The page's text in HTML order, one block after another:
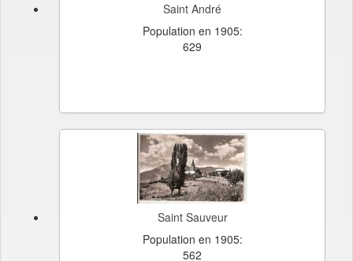
Saint André
Population en 1905:
629
Saint Sauveur
Population en 1905:
562